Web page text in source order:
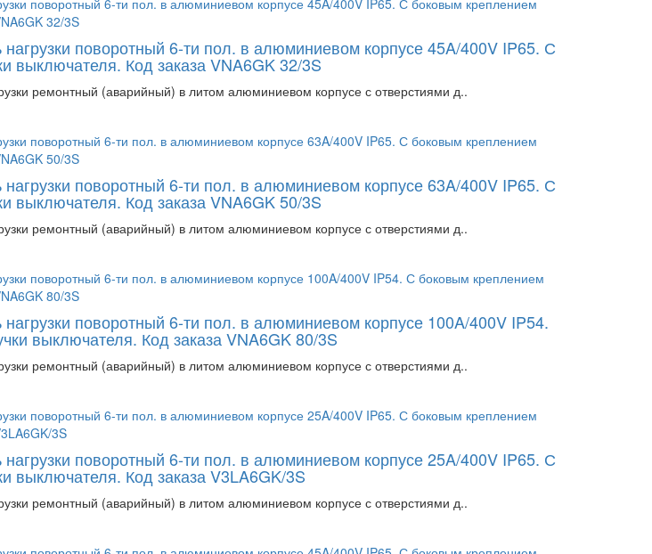
поворотный 6-ти пол. в алюминиевом корпусе 45A/400V IP65. С
выключателя. Код заказа VNA6GK 32/3S
ремонтный (аварийный) в литом алюминиевом корпусе с отверстиями д..
поворотный 6-ти пол. в алюминиевом корпусе 63A/400V IP65. С
выключателя. Код заказа VNA6GK 50/3S
ремонтный (аварийный) в литом алюминиевом корпусе с отверстиями д..
поворотный 6-ти пол. в алюминиевом корпусе 100A/400V IP54.
выключателя. Код заказа VNA6GK 80/3S
ремонтный (аварийный) в литом алюминиевом корпусе с отверстиями д..
поворотный 6-ти пол. в алюминиевом корпусе 25A/400V IP65. С
выключателя. Код заказа V3LA6GK/3S
ремонтный (аварийный) в литом алюминиевом корпусе с отверстиями д..